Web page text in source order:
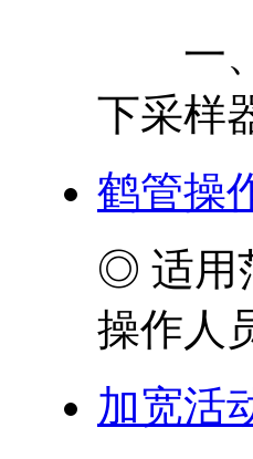
一、
下采样
鹤管操
◎ 适用
操作人
加宽活